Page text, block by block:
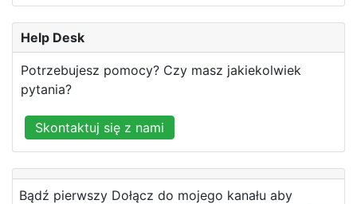
Help Desk
Potrzebujesz pomocy? Czy masz jakiekolwiek
pytania?
Skontaktuj się z nami
Bądź pierwszy Dołącz do mojego kanału aby